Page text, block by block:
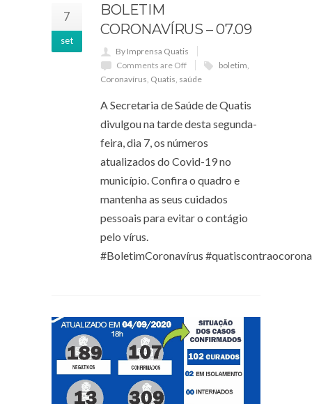
7
set
BOLETIM
CORONAVÍRUS – 07.09
By Imprensa Quatis
Comments are Off
boletim
Coronavírus Quatis saúde
A Secretaria de Saúde de Quatis
divulgou na tarde desta segunda-
feira, dia 7, os números
atualizados do Covid-19 no
município. Confira o quadro e
mantenha as seus cuidados
pessoais para evitar o contágio
pelo vírus.
#BoletimCoronavírus